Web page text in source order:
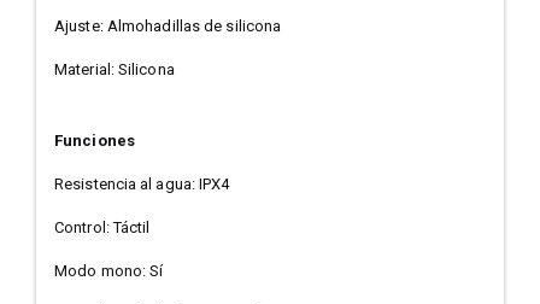
Ajuste: Almohadillas de silicona
Material: Silicona
Funciones
Resistencia al agua: IPX4
Control: Táctil
Modo mono: Sí